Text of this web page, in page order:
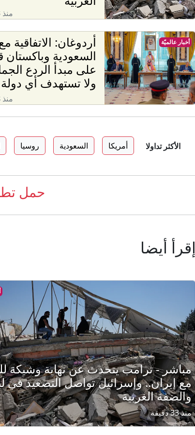
منذ 33 دقيقة
أردوغان: الاتفاقية
السعودية وباكستان
على مبدأ الردع
ولا تستهدف أي دولة
منذ 18 دقيقة
أخبار عالميّة
الأكثر تداولا أمريكا السعودية روسيا
حمل
إقرأ أيضا
مباشر - ترامب يتحدث عن نهاية وشيكة
مع إيران.. وإسرائيل تواصل التصعيد في
والضفة الغربية
منذ 33 دقيقة